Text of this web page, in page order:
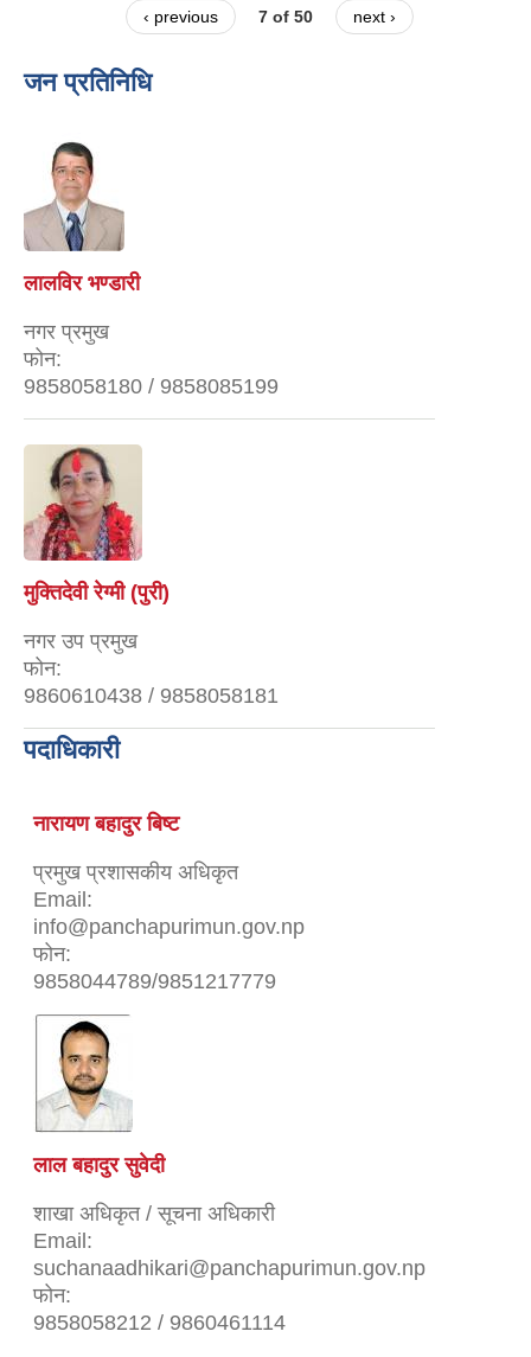
‹ previous 7 of 50 next ›
जन प्रतिनिधि
लालविर भण्डारी
नगर प्रमुख
फोन:
9858058180 / 9858085199
मुक्तिदेवी रेग्मी (पुरी)
नगर उप प्रमुख
फोन:
9860610438 / 9858058181
पदाधिकारी
नारायण बहादुर बिष्ट
प्रमुख प्रशासकीय अधिकृत
Email:
info@panchapurimun.gov.np
फोन:
9858044789/9851217779
लाल बहादुर सुवेदी
शाखा अधिकृत / सूचना अधिकारी
Email:
suchanaadhikari@panchapurimun.gov.np
फोन:
9858058212 / 9860461114